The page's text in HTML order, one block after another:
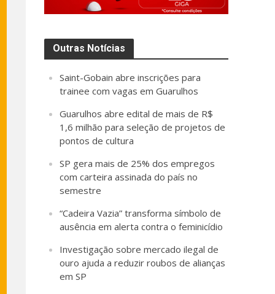
Outras Notícias
Saint-Gobain abre inscrições para
trainee com vagas em Guarulhos
Guarulhos abre edital de mais de R$
1,6 milhão para seleção de projetos de
pontos de cultura
SP gera mais de 25% dos empregos
com carteira assinada do país no
semestre
“Cadeira Vazia” transforma símbolo de
ausência em alerta contra o feminicídio
Investigação sobre mercado ilegal de
ouro ajuda a reduzir roubos de alianças
em SP